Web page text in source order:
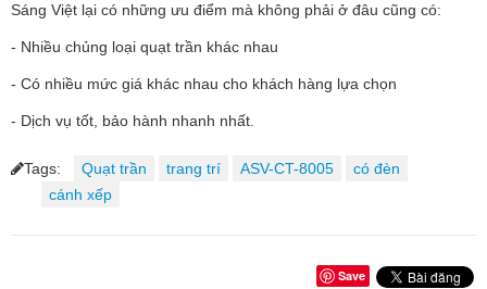
Sáng Việt lại có những ưu điểm mà không phải ở đâu cũng có:
- Nhiều chủng loại quạt trần khác nhau
- Có nhiều mức giá khác nhau cho khách hàng lựa chọn
- Dịch vụ tốt, bảo hành nhanh nhất.
Tags: Quạt trần trang trí ASV-CT-8005
có đèn
cánh xếp
Save